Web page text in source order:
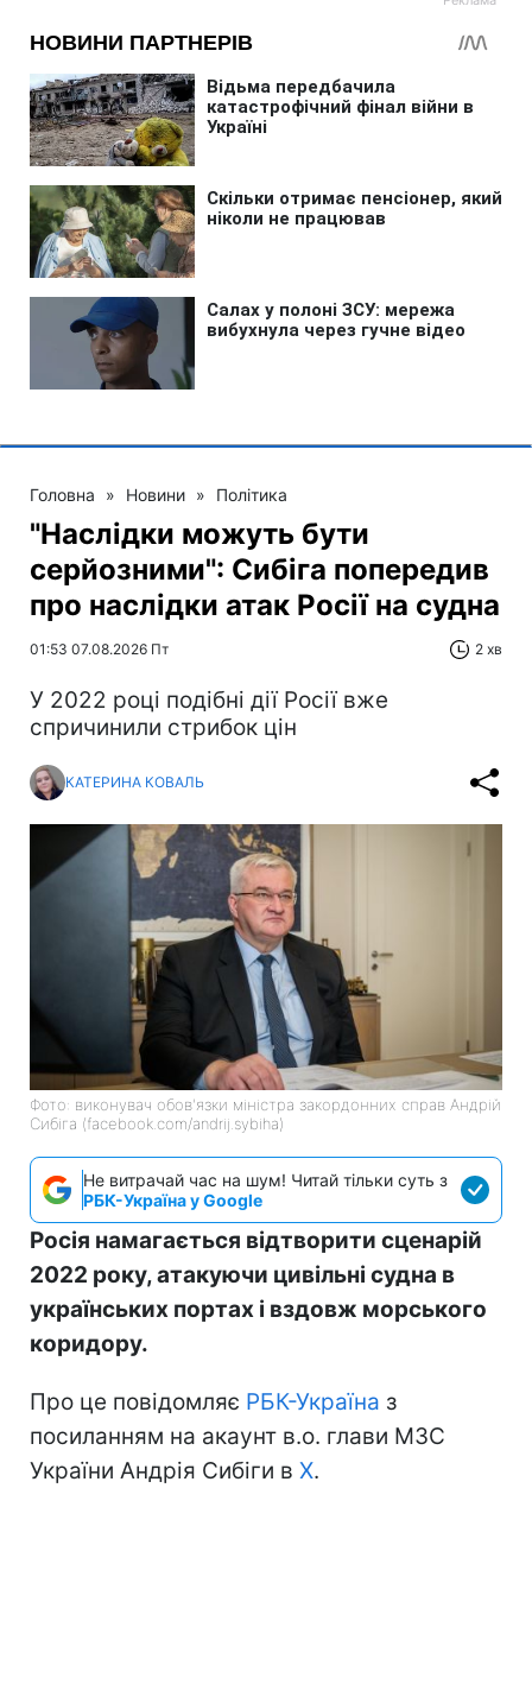
Головна » Новини » Політика
"Наслідки можуть бути
серйозними": Сибіга попередив
про наслідки атак Росії на судна
01:53 07.08.2026 Пт 2 хв
У 2022 році подібні дії Росії вже
спричинили стрибок цін
КАТЕРИНА КОВАЛЬ
Фото: виконувач обов'язки міністра закордонних справ Андрій
Сибіга (facebook.com/andrij.sybiha)
Не витрачай час на шум! Читай тільки суть з
РБК-Україна у Google
Росія намагається відтворити сценарій
2022 року, атакуючи цивільні судна в
українських портах і вздовж морського
коридору.
Про це повідомляє РБК-Україна з
посиланням на акаунт в.о. глави МЗС
України Андрія Сибіги в Х.